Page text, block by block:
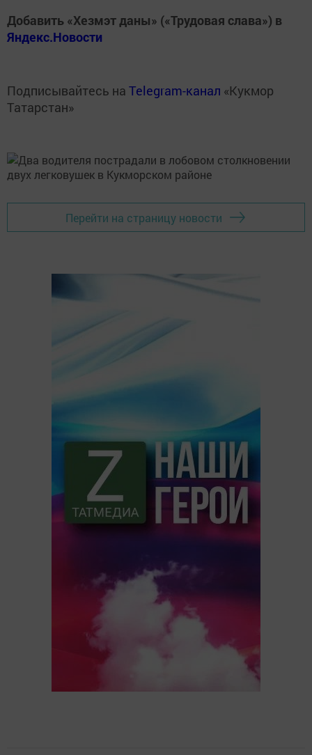
Добавить «Хезмэт даны» («Трудовая слава») в
Яндекс.Новости
Подписывайтесь на Telegram-канал «Кукмор
Татарстан»
Перейти на страницу новости